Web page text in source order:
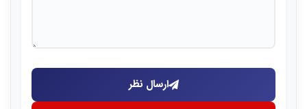
ارسال نظر